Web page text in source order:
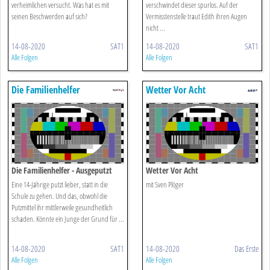
verheimlichen versucht. Was hat es mit
seinen Beschwerden auf sich?
14-08-2020 SAT1
Alle Folgen
verschwindet dieser spurlos. Auf der
Vermisstenstelle traut Edith ihren Augen
nicht ...
14-08-2020 SAT1
Alle Folgen
Die Familienhelfer
Die Familienhelfer - Ausgeputzt
Eine 14-Jährige putzt lieber, statt in die
Schule zu gehen. Und das, obwohl die
Putzmittel ihr mittlerweile gesundheitlich
schaden. Könnte ein Junge der Grund für ...
14-08-2020 SAT1
Alle Folgen
Wetter Vor Acht
Wetter Vor Acht
mit Sven Plöger
14-08-2020 Das Erste
Alle Folgen